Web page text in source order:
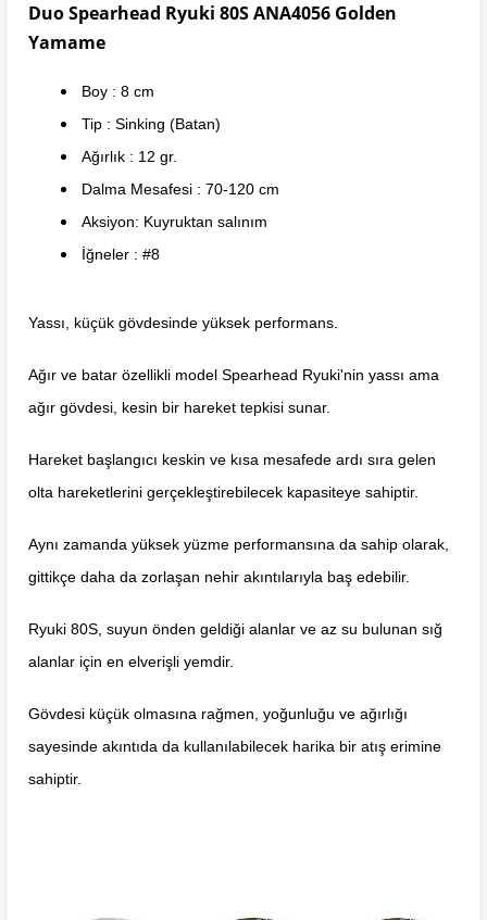
Duo Spearhead Ryuki 80S ANA4056 Golden
Yamame
Boy : 8 cm
Tip : Sinking (Batan)
Ağırlık : 12 gr.
Dalma Mesafesi : 70-120 cm
Aksiyon: Kuyruktan salınım
İğneler : #8
Yassı, küçük gövdesinde yüksek performans.
Ağır ve batar özellikli model Spearhead Ryuki'nin yassı ama
ağır gövdesi, kesin bir hareket tepkisi sunar.
Hareket başlangıcı keskin ve kısa mesafede ardı sıra gelen
olta hareketlerini gerçekleştirebilecek kapasiteye sahiptir.
Aynı zamanda yüksek yüzme performansına da sahip olarak,
gittikçe daha da zorlaşan nehir akıntılarıyla baş edebilir.
Ryuki 80S, suyun önden geldiği alanlar ve az su bulunan sığ
alanlar için en elverişli yemdir.
Gövdesi küçük olmasına rağmen, yoğunluğu ve ağırlığı
sayesinde akıntıda da kullanılabilecek harika bir atış erimine
sahiptir.